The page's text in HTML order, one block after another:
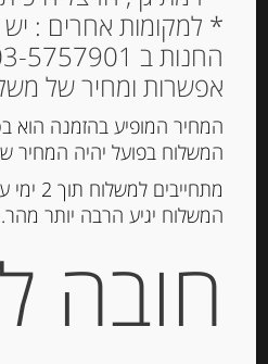
הוספה לסל
קטגוריה:מארזים ופלטות
תגיות:פלטה לאירוח,פלטת
* למקומות אחרים :
אפשרות ומחיר של
המחיר המופיע בהזמנה הוא
המשלוח בפועל יהיה המחיר
המשלוח יגיע הרבה יותר מהר.
חובה